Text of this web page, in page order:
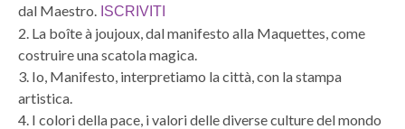
dal Maestro. ISCRIVITI
2. La boîte à joujoux, dal manifesto alla Maquettes, come
costruire una scatola magica.
3. Io, Manifesto, interpretiamo la città, con la stampa
artistica.
4. I colori della pace, i valori delle diverse culture del mondo